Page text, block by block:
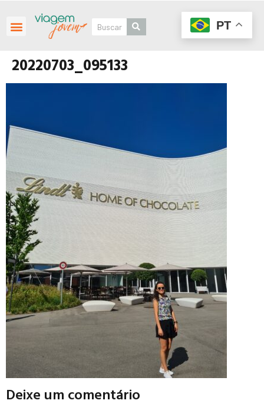
20220703_095133
Deixe um comentário
PT